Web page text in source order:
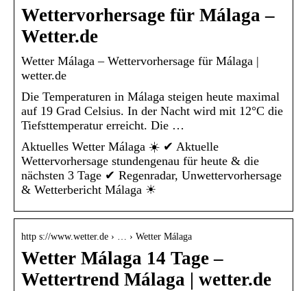
Wettervorhersage für Málaga –
Wetter.de
Wetter Málaga – Wettervorhersage für Málaga |
wetter.de
Die Temperaturen in Málaga steigen heute maximal
auf 19 Grad Celsius. In der Nacht wird mit 12°C die
Tiefsttemperatur erreicht. Die …
Aktuelles Wetter Málaga ☀️ ✔ Aktuelle
Wettervorhersage stundengenau für heute & die
nächsten 3 Tage ✔ Regenradar, Unwettervorhersage
& Wetterbericht Málaga ☀
http s://www.wetter.de › … › Wetter Málaga
Wetter Málaga 14 Tage –
Wettertrend Málaga | wetter.de